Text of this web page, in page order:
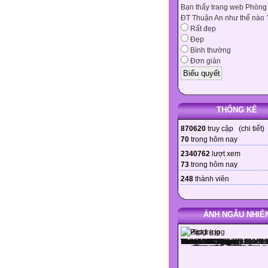
Bạn thấy trang web
ĐT Thuận An như thế nào
Rất đẹp
Đẹp
Bình thường
Đơn giản
THỐNG KÊ
870620 truy cập (chi tiết)
70 trong hôm nay
2340762 lượt xem
73 trong hôm nay
248 thành viên
ẢNH NGẪU